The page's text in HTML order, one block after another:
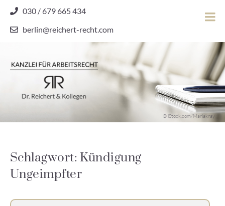
content
030 / 679 665 434
berlin@reichert-recht.com
Dr.
Reichert
Arbeitsrecht
© iStock.com/Mariakray
Schlagwort: Kündigung
Ungeimpfter